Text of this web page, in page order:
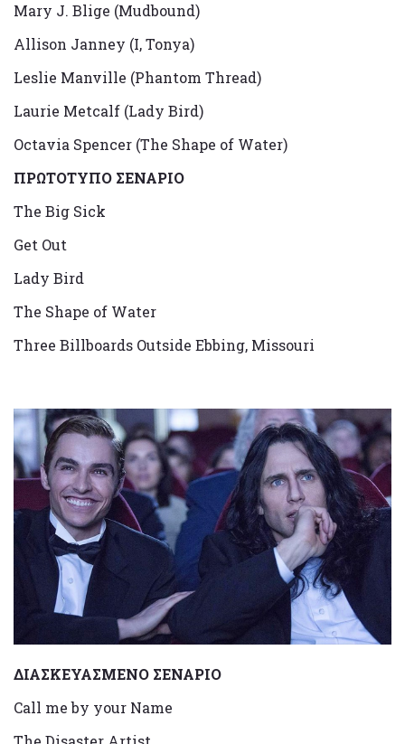
Μary J. Blige (Mudbound)
Allison Janney (I, Tonya)
Leslie Manville (Phantom Thread)
Laurie Metcalf (Lady Bird)
Octavia Spencer (The Shape of Water)
ΠΡΩΤΟΤΥΠΟ ΣΕΝΑΡΙΟ
The Big Sick
Get Out
Lady Bird
The Shape of Water
Three Billboards Outside Ebbing, Missouri
ΔΙΑΣΚΕΥΑΣΜΕΝΟ ΣΕΝΑΡΙΟ
Call me by your Name